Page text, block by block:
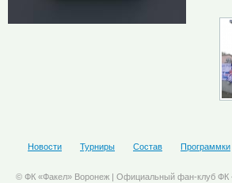
Новости Турниры Состав Программки
© ФК «Факел» Воронеж | Официальный фан-клуб ФК